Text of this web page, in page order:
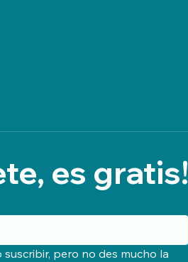
es gratis!
suscribir, pero no des mucho la